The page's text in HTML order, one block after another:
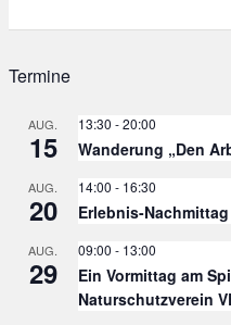
Termine
AUG.
15
13:30 -20:00
Wanderung „Den
AUG.
20
14:00 - 16:30
Erlebnis-
AUG.
29
09:00 - 13:00
Ein Vormittag am
Naturschutzverein